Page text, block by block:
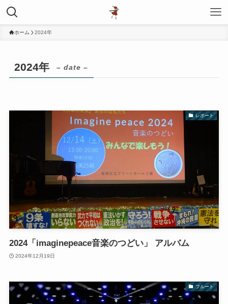
ホーム 2024年
2024年 – date –
レポート
2024「imaginepeace音楽のつどい」 アルバム
2024年12月19日
フルート